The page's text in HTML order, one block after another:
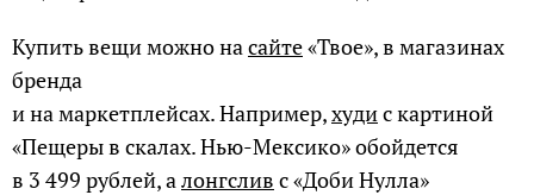
Купить вещи можно насайте«Твое», в магазинах
бренда
и на маркетплейсах. Например,худис картиной
«Пещеры в скалах. Нью-Мексико» обойдется
в 3 499 рублей, алонгслив с «Доби Нулла»